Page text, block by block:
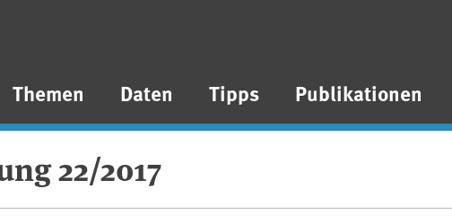
Themen Daten Tipps Publikationen
22/2017